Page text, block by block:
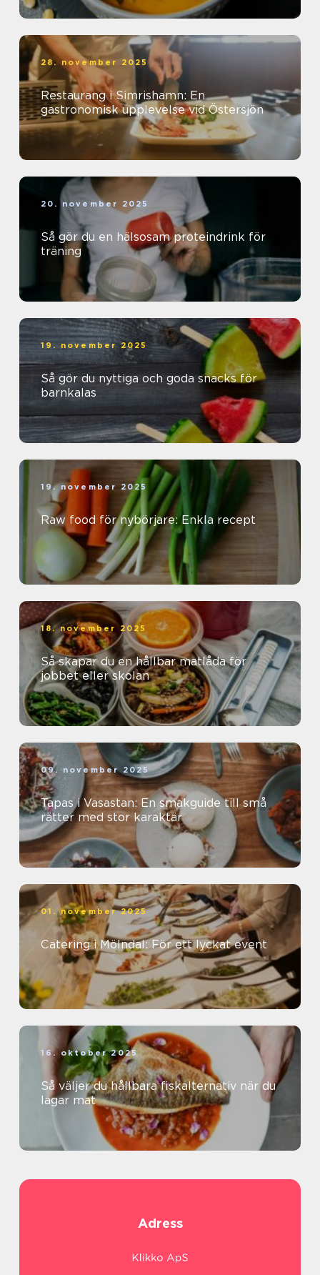
28. november 2025
Restaurang i Simrishamn: En
gastronomisk upplevelse vid Östersjön
20. november 2025
Så gör du en hälsosam proteindrink för
träning
19. november 2025
Så gör du nyttiga och goda snacks för
barnkalas
19. november 2025
Raw food för nybörjare: Enkla recept
18. november 2025
Så skapar du en hållbar matlåda för
jobbet eller skolan
09. november 2025
Tapas i Vasastan: En smakguide till små
rätter med stor karaktär
01. november 2025
Catering i Mölndal: För ett lyckat event
16. oktober 2025
Så väljer du hållbara fiskalternativ när du
lagar mat
Adress